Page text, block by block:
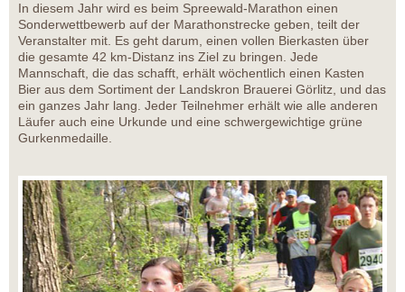
In diesem Jahr wird es beim Spreewald-Marathon einen
Sonderwettbewerb auf der Marathonstrecke geben, teilt der
Veranstalter mit. Es geht darum, einen vollen Bierkasten über
die gesamte 42 km-Distanz ins Ziel zu bringen. Jede
Mannschaft, die das schafft, erhält wöchentlich einen Kasten
Bier aus dem Sortiment der Landskron Brauerei Görlitz, und das
ein ganzes Jahr lang. Jeder Teilnehmer erhält wie alle anderen
Läufer auch eine Urkunde und eine schwergewichtige grüne
Gurkenmedaille.